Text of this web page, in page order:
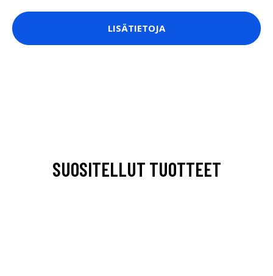
LISÄTIETOJA
SUOSITELLUT TUOTTEET